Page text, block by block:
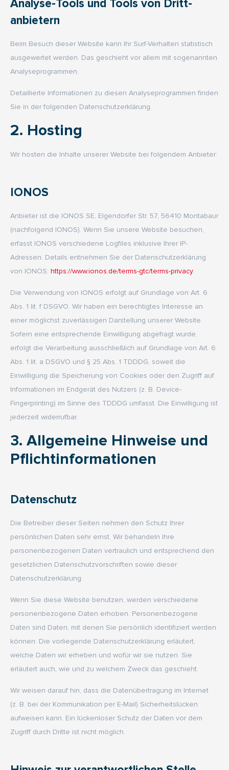
Analyse-Tools und Tools von Dritt­
anbietern
Beim Besuch dieser Website kann Ihr Surf-Verhalten statistisch
ausgewertet werden. Das geschieht vor allem mit sogenannten
Analyseprogrammen.
Detaillierte Informationen zu diesen Analyseprogrammen finden
Sie in der folgenden Datenschutzerklärung.
2. Hosting
Wir hosten die Inhalte unserer Website bei folgendem Anbieter:
IONOS
Anbieter ist die IONOS SE, Elgendorfer Str. 57, 56410 Montabaur
(nachfolgend IONOS). Wenn Sie unsere Website besuchen,
erfasst IONOS verschiedene Logfiles inklusive Ihrer IP-
Adressen. Details entnehmen Sie der Datenschutzerklärung
von IONOS: https://www.ionos.de/terms-gtc/terms-privacy.
Die Verwendung von IONOS erfolgt auf Grundlage von Art. 6
Abs. 1 lit. f DSGVO. Wir haben ein berechtigtes Interesse an
einer möglichst zuverlässigen Darstellung unserer Website.
Sofern eine entsprechende Einwilligung abgefragt wurde,
erfolgt die Verarbeitung ausschließlich auf Grundlage von Art. 6
Abs. 1 lit. a DSGVO und § 25 Abs. 1 TDDDG, soweit die
Einwilligung die Speicherung von Cookies oder den Zugriff auf
Informationen im Endgerät des Nutzers (z. B. Device-
Fingerprinting) im Sinne des TDDDG umfasst. Die Einwilligung ist
jederzeit widerrufbar.
3. Allgemeine Hinweise und
Pflicht­informationen
Datenschutz
Die Betreiber dieser Seiten nehmen den Schutz Ihrer
persönlichen Daten sehr ernst. Wir behandeln Ihre
personenbezogenen Daten vertraulich und entsprechend den
gesetzlichen Datenschutzvorschriften sowie dieser
Datenschutzerklärung.
Wenn Sie diese Website benutzen, werden verschiedene
personenbezogene Daten erhoben. Personenbezogene
Daten sind Daten, mit denen Sie persönlich identifiziert werden
können. Die vorliegende Datenschutzerklärung erläutert,
welche Daten wir erheben und wofür wir sie nutzen. Sie
erläutert auch, wie und zu welchem Zweck das geschieht.
Wir weisen darauf hin, dass die Datenübertragung im Internet
(z. B. bei der Kommunikation per E-Mail) Sicherheitslücken
aufweisen kann. Ein lückenloser Schutz der Daten vor dem
Zugriff durch Dritte ist nicht möglich.